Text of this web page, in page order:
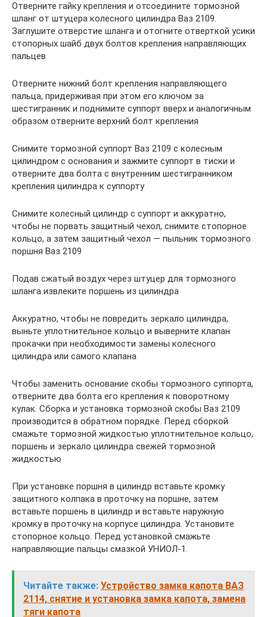
Отверните гайку крепления и отсоедините тормозной
шланг от штуцера колесного цилиндра Ваз 2109.
Заглушите отверстие шланга и отогните отверткой усики
стопорных шайб двух болтов крепления направляющих
пальцев
Отверните нижний болт крепления направляющего
пальца, придерживая при этом его ключом за
шестигранник и поднимите суппорт вверх и аналогичным
образом отверните верхний болт крепления
Снимите тормозной суппорт Ваз 2109 с колесным
цилиндром с основания и зажмите суппорт в тиски и
отверните два болта с внутренним шестигранником
крепления цилиндра к суппорту
Снимите колесный цилиндр с суппорт и аккуратно,
чтобы не порвать защитный чехол, снимите стопорное
кольцо, а затем защитный чехол — пыльник тормозного
поршня Ваз 2109
Подав сжатый воздух через штуцер для тормозного
шланга извлеките поршень из цилиндра
Аккуратно, чтобы не повредить зеркало цилиндра,
выньте уплотнительное кольцо и выверните клапан
прокачки при необходимости замены колесного
цилиндра или самого клапана
Чтобы заменить основание скобы тормозного суппорта,
отверните два болта его крепления к поворотному
кулак. Сборка и установка тормозной скобы Ваз 2109
производится в обратном порядке. Перед сборкой
смажьте тормозной жидкостью уплотнительное кольцо,
поршень и зеркало цилиндра свежей тормозной
жидкостью
При установке поршня в цилиндр вставьте кромку
защитного колпака в проточку на поршне, затем
вставьте поршень в цилиндр и вставьте наружную
кромку в проточку на корпусе цилиндра. Установите
стопорное кольцо. Перед установкой смажьте
направляющие пальцы смазкой УНИОЛ-1.
Читайте также: Устройство замка капота ВАЗ
2114, снятие и установка замка капота, замена
тяги капота